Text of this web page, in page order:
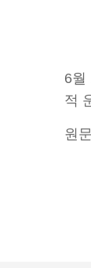
6월
적
원